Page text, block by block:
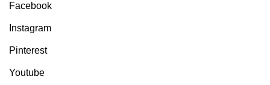
Facebook
Instagram
Pinterest
Youtube